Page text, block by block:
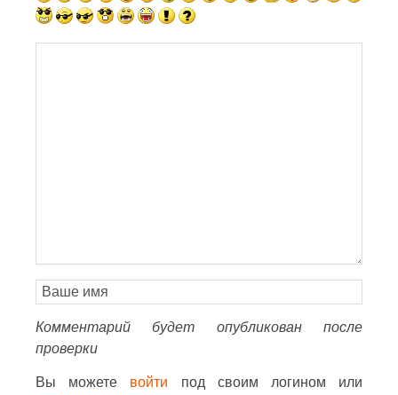
Комментарий будет опубликован после
проверки
Вы можете войти под своим логином или